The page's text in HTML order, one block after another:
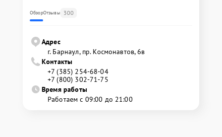
ОбзорОтзывы 300
Адрес
г. Барнаул, ​пр. Космонавтов, 6в
Контакты
+7 (385) 254-68-04
+7 (800) 302-71-75
Время работы
Работаем с 09:00 до 21:00